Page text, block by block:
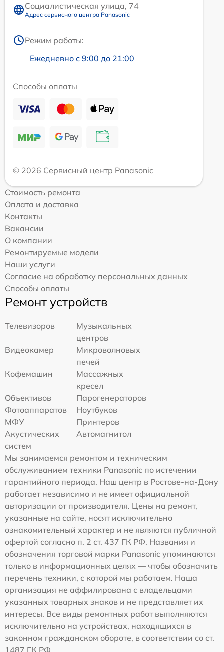
Социалистическая улица, 74
Адрес сервисного центра Panasonic
Режим работы:
Ежедневно с 9:00 до 21:00
Способы оплаты
© 2026 Сервисный центр Panasonic
Стоимость ремонта
Оплата и доставка
Контакты
Вакансии
О компании
Ремонтируемые модели
Наши услуги
Согласие на обработку персональных данных
Способы оплаты
Ремонт устройств
Телевизоров
Музыкальных
центров
Видеокамер
Микроволновых
печей
Кофемашин
Массажных
кресел
Объективов
Парогенераторов
Фотоаппаратов
Ноутбуков
МФУ
Принтеров
Акустических
систем
Автомагнитол
Мы занимаемся ремонтом и техническим
обслуживанием техники Panasonic по истечении
гарантийного периода. Наш центр в Ростове-на-Дону
работает независимо и не имеет официальной
авторизации от производителя. Цены на ремонт,
указанные на сайте, носят исключительно
ознакомительный характер и не являются публичной
офертой согласно п. 2 ст. 437 ГК РФ. Названия и
обозначения торговой марки Panasonic упоминаются
только в информационных целях — чтобы обозначить
перечень техники, с которой мы работаем. Наша
организация не аффилирована с владельцами
указанных товарных знаков и не представляет их
интересы. Все виды ремонтных работ выполняются
исключительно на устройствах, находящихся в
законном гражданском обороте, в соответствии со ст.